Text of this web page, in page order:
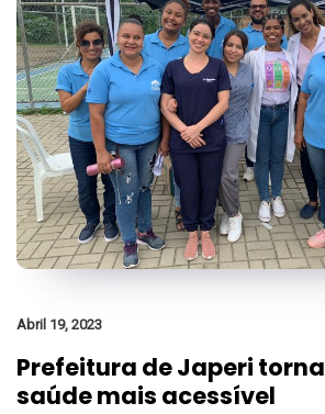
Abril 19, 2023
Prefeitura de Japeri torna
saúde mais acessível